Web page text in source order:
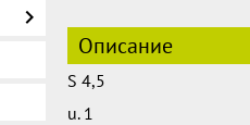
Описание
S 4,5
u. 1